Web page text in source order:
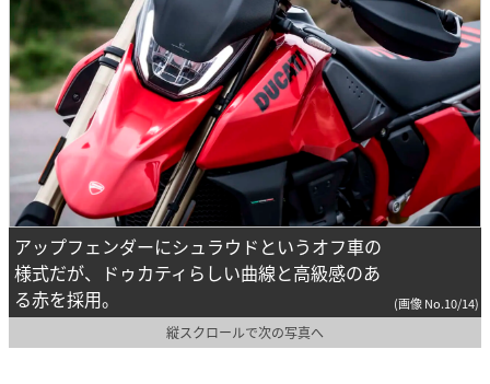
アップフェンダーにシュラウドというオフ車の
様式だが、ドゥカティらしい曲線と高級感のあ
る赤を採用。
(画像 No.10/14)
縦スクロールで次の写真へ